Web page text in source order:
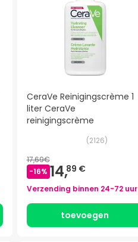
CeraVe Reinigingscrème 1
liter CeraVe
reinigingscrème
(2126)
17,69€
-16% 14,89 €
Verzending binnen 24-72 uur
toevoegen